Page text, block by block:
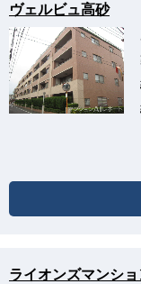
ヴェルビュ高砂
ライオンズマンシ